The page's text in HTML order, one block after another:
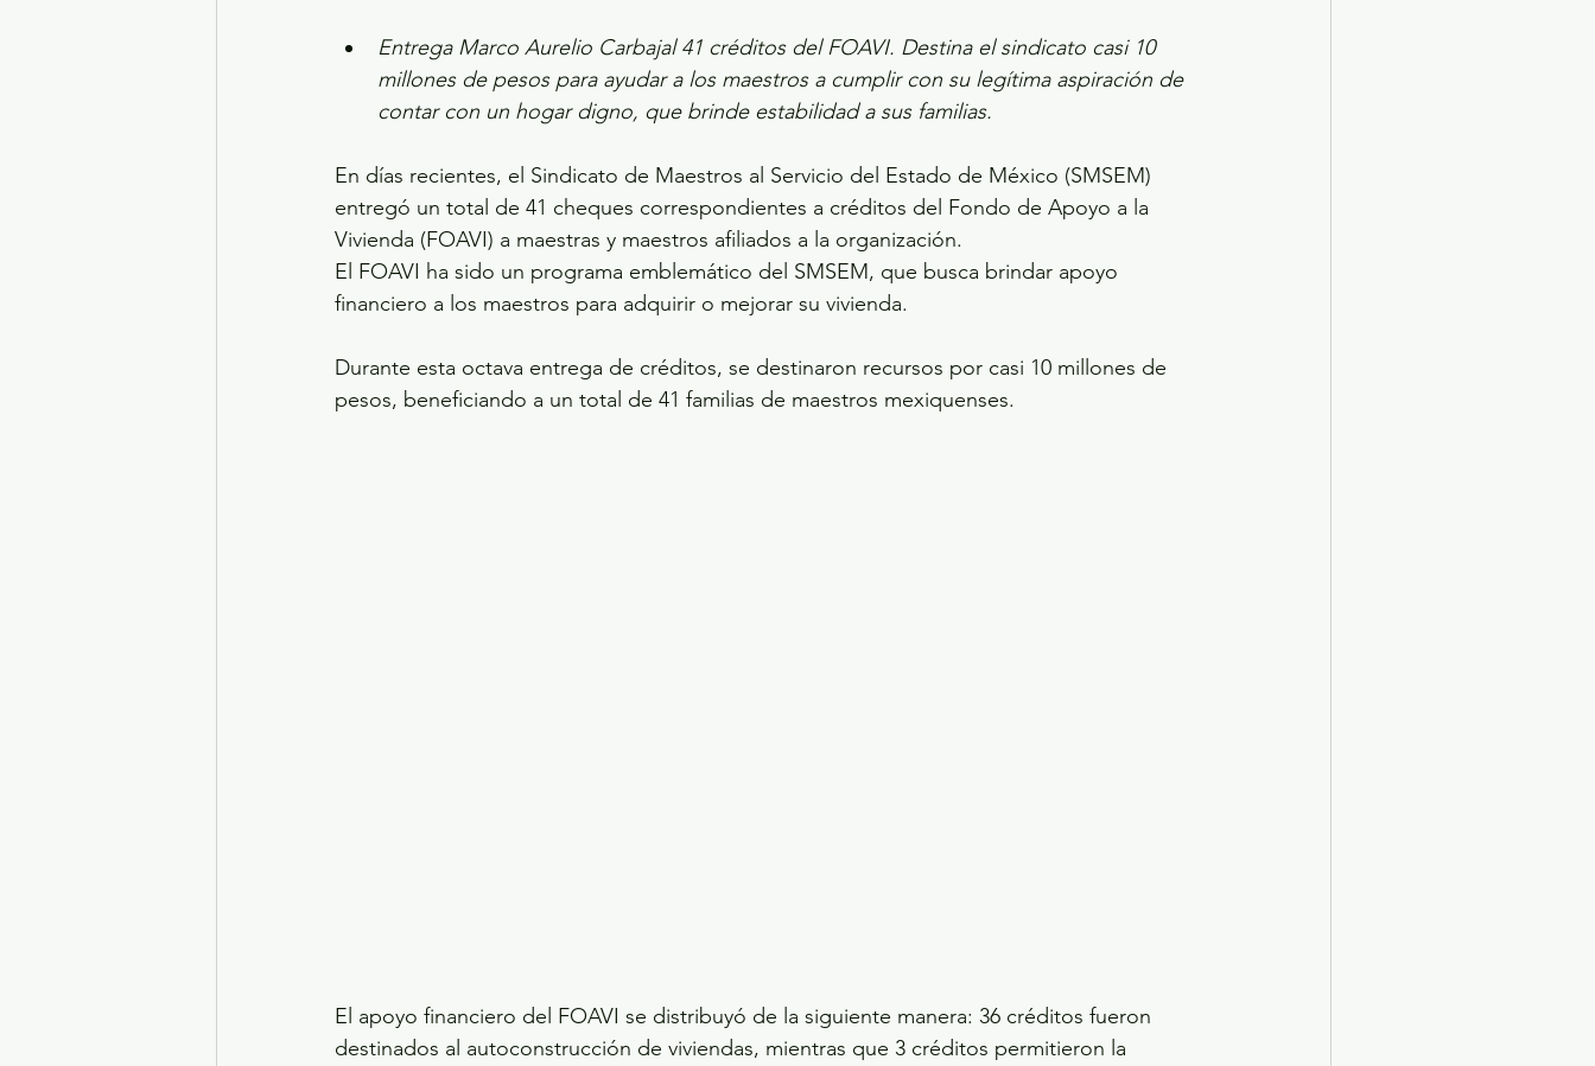
Entrega Marco Aurelio Carbajal 41 créditos del FOAVI. Destina el sindicato casi 10
millones de pesos para ayudar a los maestros a cumplir con su legítima aspiración de
contar con un hogar digno, que brinde estabilidad a sus familias.
En días recientes, el Sindicato de Maestros al Servicio del Estado de México (SMSEM)
entregó un total de 41 cheques correspondientes a créditos del Fondo de Apoyo a la
Vivienda (FOAVI) a maestras y maestros afiliados a la organización.
El FOAVI ha sido un programa emblemático del SMSEM, que busca brindar apoyo
financiero a los maestros para adquirir o mejorar su vivienda.
Durante esta octava entrega de créditos, se destinaron recursos por casi 10 millones de
pesos, beneficiando a un total de 41 familias de maestros mexiquenses.
El apoyo financiero del FOAVI se distribuyó de la siguiente manera: 36 créditos fueron
destinados al autoconstrucción de viviendas, mientras que 3 créditos permitieron la